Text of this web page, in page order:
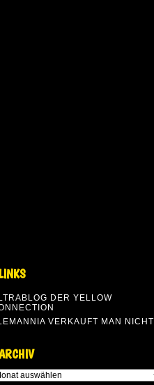
DER YELLOW
VERKAUFT MAN NICHT